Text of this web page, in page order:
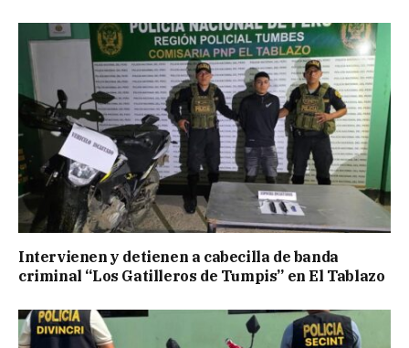
Intervienen y detienen a cabecilla de banda
criminal “Los Gatilleros de Tumpis” en El Tablazo